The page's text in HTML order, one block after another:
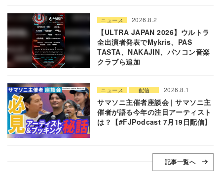
ニュース 2026.8.2
【ULTRA JAPAN 2026】ウルトラ
全出演者発表でMykris、PAS
TASTA、NAKAJIN、パソコン音楽
クラブら追加
ニュース 配信 2026.8.1
サマソニ主催者座談会 | サマソニ主
催者が語る今年の注目アーティスト
は？【#FJPodcast 7月19日配信】
記事一覧へ